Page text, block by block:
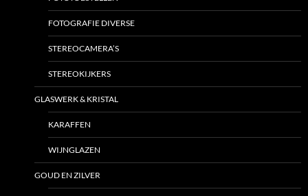
FOTOGRAFIE DIVERSE
STEREOCAMERA’S
STEREOKIJKERS
GLASWERK & KRISTAL
KARAFFEN
WIJNGLAZEN
GOUD EN ZILVER